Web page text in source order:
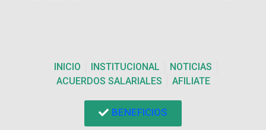
INICIO INSTITUCIONAL
NOTICIAS
ACUERDOS SALARIALES
AFILIATE
BENEFICIOS